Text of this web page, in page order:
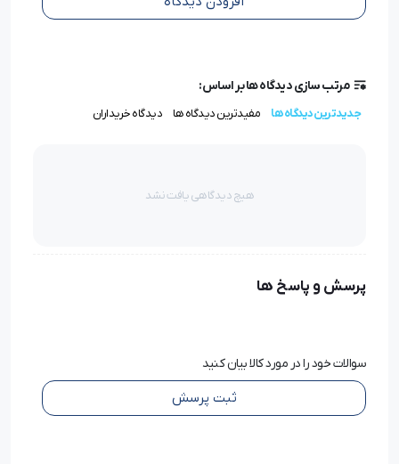
استحکام بالا
حتی پس از شستشوهای متعدد، رنگ نخ ثابت مانده و کیفیت
حرکت روان روی چرخ خیاطی
دوک نخ پلی استر کد ۵۰۰ به‌صورت یکنواخت روی چرخ‌های
مرتب سازی دیدگاه ها بر اساس:
جدیدترین دیدگاه ها مفیدترین دیدگاه ها دیدگاه خریداران
هیچ دیدگاهی یافت نشد
پرسش و پاسخ ها
سوالات خود را در مورد کالا بیان کنید
ثبت پرسش